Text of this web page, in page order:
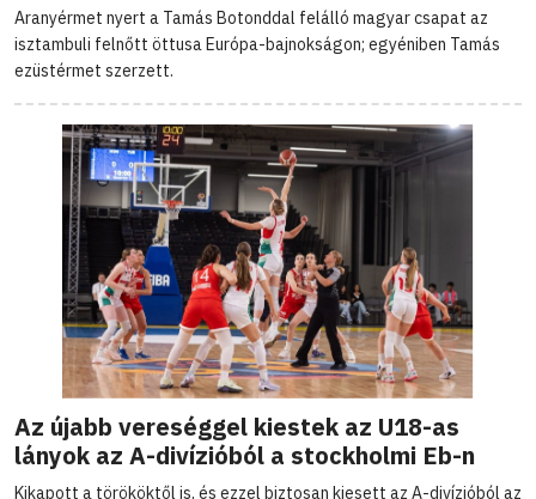
Aranyérmet nyert a Tamás Botonddal felálló magyar csapat az
isztambuli felnőtt öttusa Európa-bajnokságon; egyéniben Tamás
ezüstérmet szerzett.
Az újabb vereséggel kiestek az U18-as
lányok az A-divízióból a stockholmi Eb-n
Kikapott a törököktől is, és ezzel biztosan kiesett az A-divízióból az